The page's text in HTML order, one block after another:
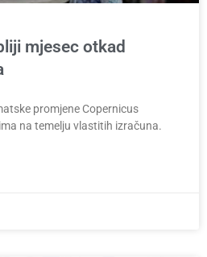
mjesec otkad
promjene Copernicus
na temelju vlastitih izračuna.